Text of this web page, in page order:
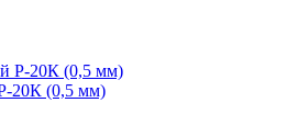
20К (0,5 мм)